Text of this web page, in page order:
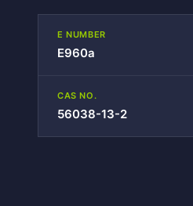
E NUMBER
E960a
CAS NO.
56038-13-2